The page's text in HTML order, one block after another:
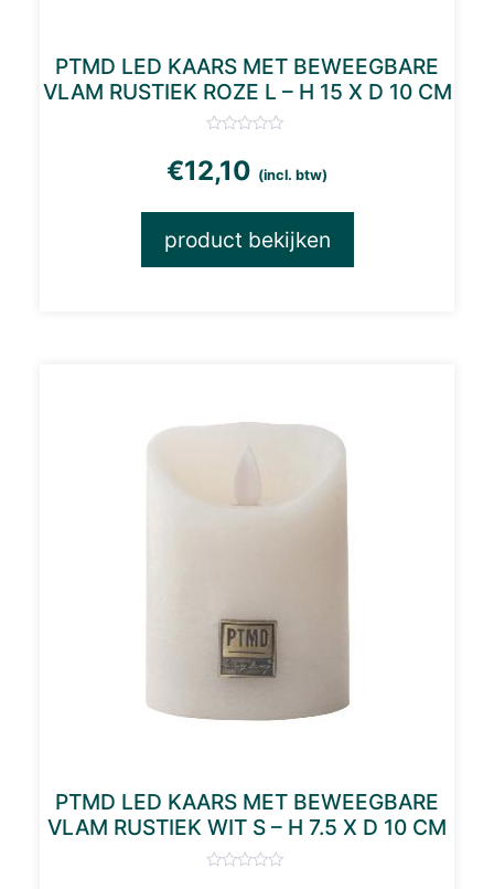
PTMD LED KAARS MET BEWEEGBARE
VLAM RUSTIEK ROZE L – H 15 X D 10 CM
€12,10 (incl. btw)
product bekijken
PTMD LED KAARS MET BEWEEGBARE
VLAM RUSTIEK WIT S – H 7.5 X D 10 CM